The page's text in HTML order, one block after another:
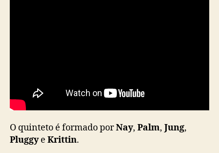
Y
O quinteto é formado porNay, Palm, Jung,
Pluggye Krittin.